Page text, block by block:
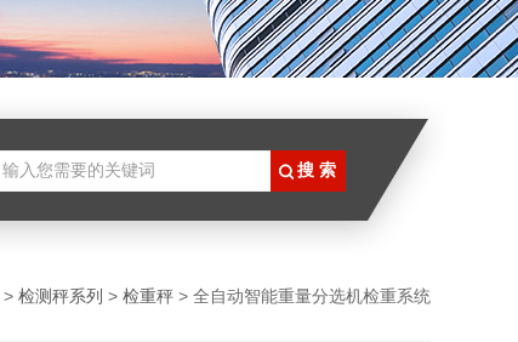
> 检测秤系列 > 检重秤 > 全自动智能重量分选机检重系统